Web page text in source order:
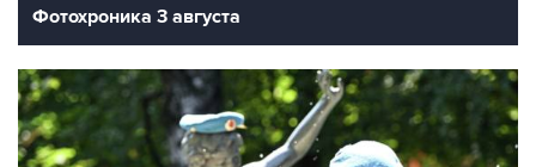
Фотохроника 3 августа